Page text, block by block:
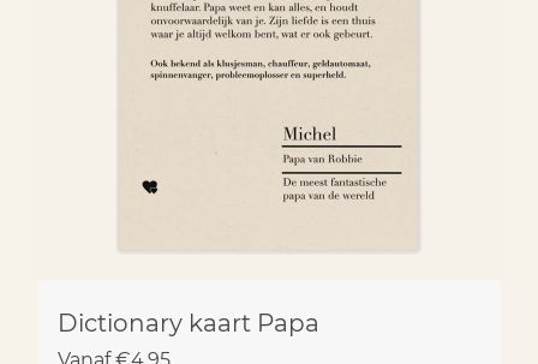
Dictionary kaart Papa